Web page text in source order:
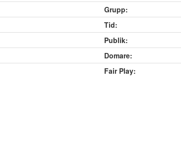
Grupp:
Tid:
Publik:
Domare:
Fair Play: